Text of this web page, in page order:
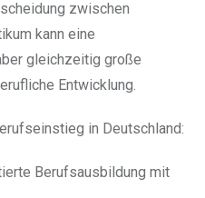
zwischen
kann eine
gleichzeitig große
Entwicklung.
in Deutschland:
Berufsausbildung mit